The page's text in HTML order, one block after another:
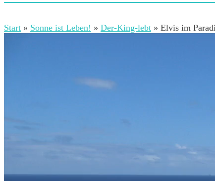
Start » Sonne ist Leben! » Der-King-lebt » Elvis im